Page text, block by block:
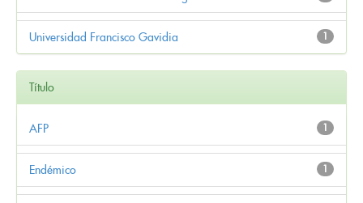
1
Universidad Francisco Gavidia
Título
1
AFP
1
Endémico